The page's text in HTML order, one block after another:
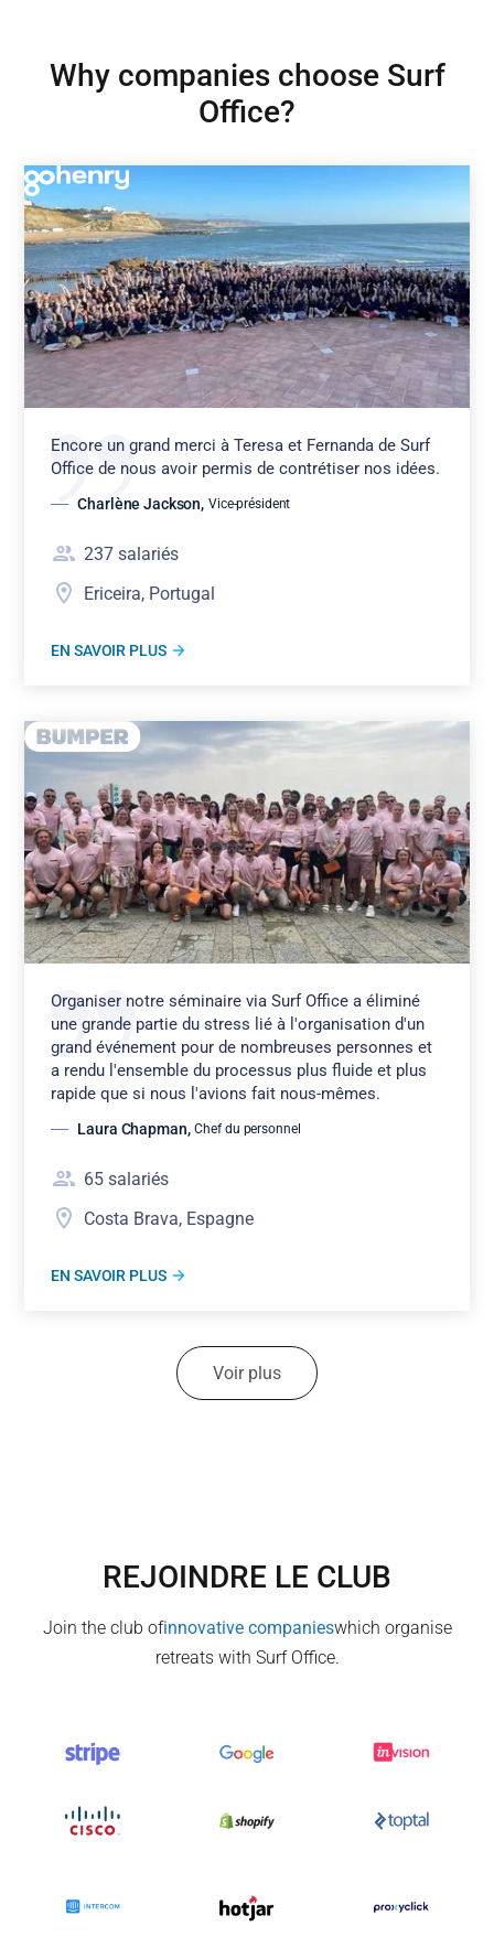
Why companies choose Surf
Office?
Encore un grand merci à Teresa et Fernanda de Surf
Office de nous avoir permis de contrétiser nos idées.
Charlène Jackson, Vice-président
237 salariés
Ericeira, Portugal
EN SAVOIR PLUS
Organiser notre séminaire via Surf Office a éliminé
une grande partie du stress lié à l'organisation d'un
grand événement pour de nombreuses personnes et
a rendu l'ensemble du processus plus fluide et plus
rapide que si nous l'avions fait nous-mêmes.
Laura Chapman, Chef du personnel
65 salariés
Costa Brava, Espagne
EN SAVOIR PLUS
Voir plus
REJOINDRE LE CLUB
Join the club ofinnovative companieswhich organise
retreats with Surf Office.